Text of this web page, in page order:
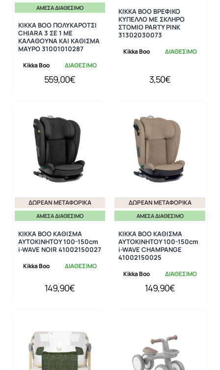
ΆΜΕΣΑ ΔΙΑΘΈΣΙΜΟ
Kikka Boo ΔΙΑΘΕΣΙΜΟ
KIKKA BOO ΠΟΛΥΚΑΡΟΤΣΙ
CHIARA 3 ΣΕ 1 ΜΕ
ΚΑΛΑΘΟΥΝΑ ΚΑΙ ΚΑΘΙΣΜΑ
ΜΑΥΡΟ 31001010287
559,00€
Kikka Boo ΔΙΑΘΕΣΙΜΟ
KIKKA BOO ΒΡΕΦΙΚΟ
ΚΥΠΕΛΛΟ ΜΕ ΣΚΛΗΡΟ
ΣΤΟΜΙΟ PARTY PINK
31302030073
3,50€
ΆΜΕΣΑ ΔΙΑΘΈΣΙΜΟ
ΔΩΡΕΆΝ ΜΕΤΑΦΟΡΙΚΆ
Kikka Boo ΔΙΑΘΕΣΙΜΟ
KIKKA BOO ΚΑΘΙΣΜΑ
ΑΥΤΟΚΙΝΗΤΟΥ 100-150cm
i-WAVE NOIR 41002150027
149,90€
ΆΜΕΣΑ ΔΙΑΘΈΣΙΜΟ
ΔΩΡΕΆΝ ΜΕΤΑΦΟΡΙΚΆ
Kikka Boo ΔΙΑΘΕΣΙΜΟ
KIKKA BOO ΚΑΘΙΣΜΑ
ΑΥΤΟΚΙΝΗΤΟΥ 100-150cm
i-WAVE CHAMPANGE
41002150025
149,90€